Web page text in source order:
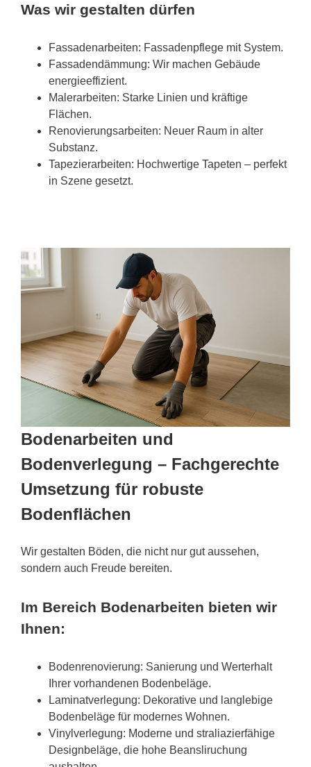
Was wir gestalten dürfen
Fassadenarbeiten: Fassadenpflege mit System.
Fassadendämmung: Wir machen Gebäude
energieeffizient.
Malerarbeiten: Starke Linien und kräftige
Flächen.
Renovierungsarbeiten: Neuer Raum in alter
Substanz.
Tapezierarbeiten: Hochwertige Tapeten – perfekt
in Szene gesetzt.
Bodenarbeiten und
Bodenverlegung – Fachgerechte
Umsetzung für robuste
Bodenflächen
Wir gestalten Böden, die nicht nur gut aussehen,
sondern auch Freude bereiten.
Im Bereich Bodenarbeiten bieten wir
Ihnen:
Bodenrenovierung: Sanierung und Werterhalt
Ihrer vorhandenen Bodenbeläge.
Laminatverlegung: Dekorative und langlebige
Bodenbeläge für modernes Wohnen.
Vinylverlegung: Moderne und straliazierfähige
Designbeläge, die hohe Beansliruchung